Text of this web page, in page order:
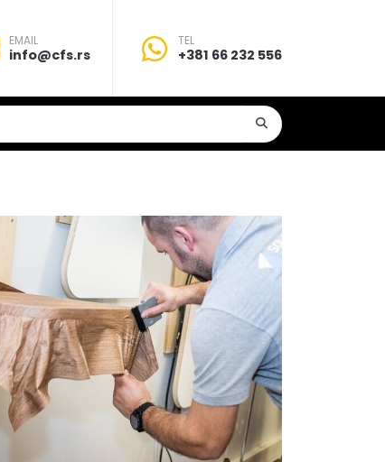
EMAIL
info@cfs.rs
TEL
+381 66 232 556